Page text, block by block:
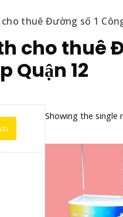
thuê Đường số 1
cho thuê
Quận 12
Showing the single